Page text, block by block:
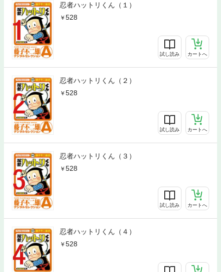
忍者ハットリくん（１）
528
試し読み カートへ
忍者ハットリくん（２）
528
試し読み カートへ
忍者ハットリくん（３）
528
試し読み カートへ
忍者ハットリくん（４）
528